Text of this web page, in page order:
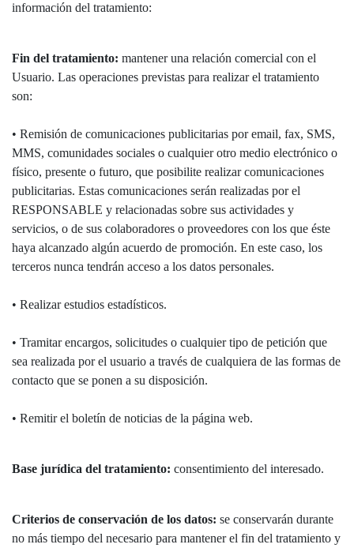
información del tratamiento:
Fin del tratamiento: mantener una relación comercial con el
Usuario. Las operaciones previstas para realizar el tratamiento
son:
• Remisión de comunicaciones publicitarias por email, fax, SMS,
MMS, comunidades sociales o cualquier otro medio electrónico o
físico, presente o futuro, que posibilite realizar comunicaciones
publicitarias. Estas comunicaciones serán realizadas por el
RESPONSABLE y relacionadas sobre sus actividades y
servicios, o de sus colaboradores o proveedores con los que éste
haya alcanzado algún acuerdo de promoción. En este caso, los
terceros nunca tendrán acceso a los datos personales.
• Realizar estudios estadísticos.
• Tramitar encargos, solicitudes o cualquier tipo de petición que
sea realizada por el usuario a través de cualquiera de las formas de
contacto que se ponen a su disposición.
• Remitir el boletín de noticias de la página web.
Base jurídica del tratamiento: consentimiento del interesado.
Criterios de conservación de los datos: se conservarán durante
no más tiempo del necesario para mantener el fin del tratamiento y